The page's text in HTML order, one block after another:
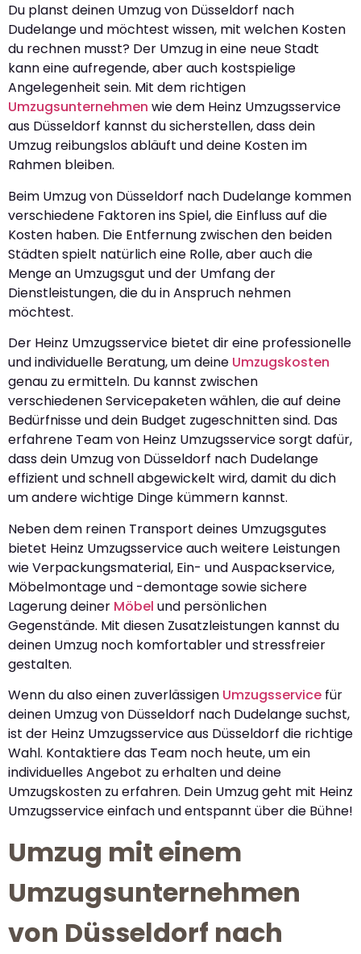
Du planst deinen Umzug von Düsseldorf nach
Dudelange und möchtest wissen, mit welchen Kosten
du rechnen musst? Der Umzug in eine neue Stadt
kann eine aufregende, aber auch kostspielige
Angelegenheit sein. Mit dem richtigen
Umzugsunternehmen wie dem Heinz Umzugsservice
aus Düsseldorf kannst du sicherstellen, dass dein
Umzug reibungslos abläuft und deine Kosten im
Rahmen bleiben.
Beim Umzug von Düsseldorf nach Dudelange kommen
verschiedene Faktoren ins Spiel, die Einfluss auf die
Kosten haben. Die Entfernung zwischen den beiden
Städten spielt natürlich eine Rolle, aber auch die
Menge an Umzugsgut und der Umfang der
Dienstleistungen, die du in Anspruch nehmen
möchtest.
Der Heinz Umzugsservice bietet dir eine professionelle
und individuelle Beratung, um deine Umzugskosten
genau zu ermitteln. Du kannst zwischen
verschiedenen Servicepaketen wählen, die auf deine
Bedürfnisse und dein Budget zugeschnitten sind. Das
erfahrene Team von Heinz Umzugsservice sorgt dafür,
dass dein Umzug von Düsseldorf nach Dudelange
effizient und schnell abgewickelt wird, damit du dich
um andere wichtige Dinge kümmern kannst.
Neben dem reinen Transport deines Umzugsgutes
bietet Heinz Umzugsservice auch weitere Leistungen
wie Verpackungsmaterial, Ein- und Auspackservice,
Möbelmontage und -demontage sowie sichere
Lagerung deiner Möbel und persönlichen
Gegenstände. Mit diesen Zusatzleistungen kannst du
deinen Umzug noch komfortabler und stressfreier
gestalten.
Wenn du also einen zuverlässigen Umzugsservice für
deinen Umzug von Düsseldorf nach Dudelange suchst,
ist der Heinz Umzugsservice aus Düsseldorf die richtige
Wahl. Kontaktiere das Team noch heute, um ein
individuelles Angebot zu erhalten und deine
Umzugskosten zu erfahren. Dein Umzug geht mit Heinz
Umzugsservice einfach und entspannt über die Bühne!
Umzug mit einem
Umzugsunternehmen
von Düsseldorf nach